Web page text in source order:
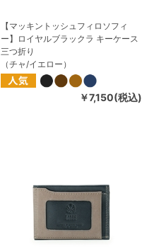
【マッキントッシュフィロソフィ
ー】ロイヤルブラックラ キーケース
三つ折り
（チャ/イエロー）
￥7,150(税込)